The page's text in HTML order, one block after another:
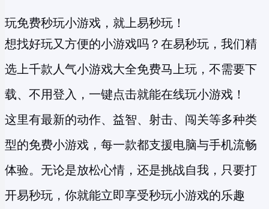
玩免费秒玩小游戏，就上易秒玩！
想找好玩又方便的小游戏吗？在易秒玩，我们精
选上千款人气小游戏大全免费马上玩，不需要下
载、不用登入，一键点击就能在线玩小游戏！
这里有最新的动作、益智、射击、闯关等多种类
型的免费小游戏 ，每一款都支援电脑与手机流畅
体验。无论是放松心情，还是挑战自我，只要打
开易秒玩，你就能立即享受秒玩小游戏的乐趣